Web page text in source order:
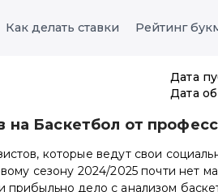
Как делать ставки Рейтинг
Дата
Дата
на Баскетбол от
которые ведут свои
сезону 2024/2025 почти нет
прибыльно дело с анализом